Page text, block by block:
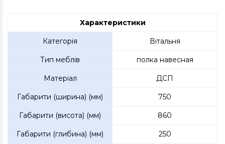
Характеристики
Категорія Вітальня
Тип меблів полка навесная
Матеріал ДСП
Габарити (ширина) (мм) 750
Габарити (висота) (мм) 860
Габарити (глибина) (мм) 250